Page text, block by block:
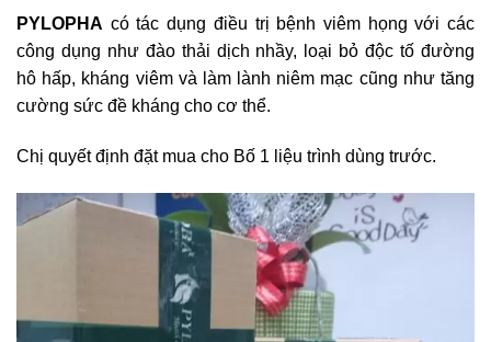
PYLOPHA có tác dụng điều trị bệnh viêm họng với các
công dụng như đào thải dịch nhầy, loại bỏ độc tố đường
hô hấp, kháng viêm và làm lành niêm mạc cũng như tăng
cường sức đề kháng cho cơ thể.
Chị quyết định đặt mua cho Bố 1 liệu trình dùng trước.